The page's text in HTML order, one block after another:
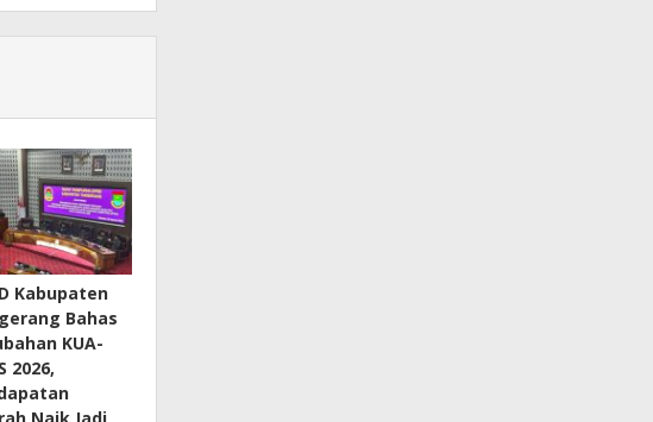
Kabupaten
Bahas
KUA-
2026,